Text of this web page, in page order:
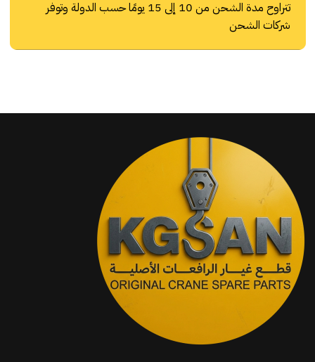
تتراوح مدة الشحن من 10 إلى 15 يومًا حسب الدولة وتوفر
شركات الشحن